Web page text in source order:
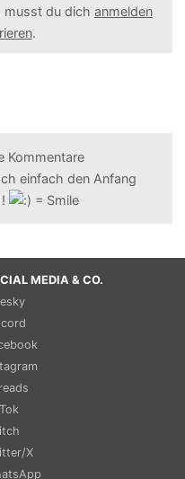
musst du dich anmelden
.
Kommentare
einfach den Anfang
MEDIA & CO.
X